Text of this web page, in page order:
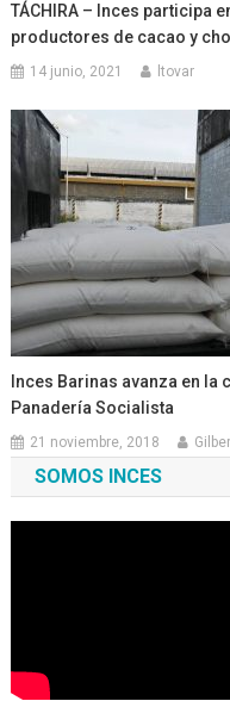
TÁCHIRA – Inces participa
productores de cacao y
14 junio, 2021 ltovar
Inces Barinas avanza en
Panadería Socialista
21 noviembre, 2018
SOMOS INCES